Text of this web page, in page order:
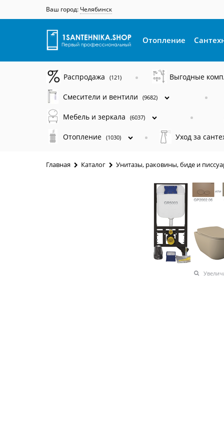
Ваш город: Челябинск
Отопление
Распродажа (121) Выгодные
Смесители и вентили (9682)
Мебель и зеркала (6037)
Отопление (1030) Уход за
Главная Каталог Унитазы, раковины, биде и